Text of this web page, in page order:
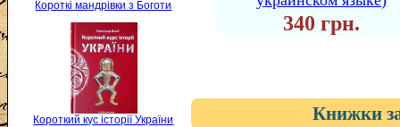
Короткі мандрівки з Боготи
Короткий кус історії України
340 грн.
Книжки